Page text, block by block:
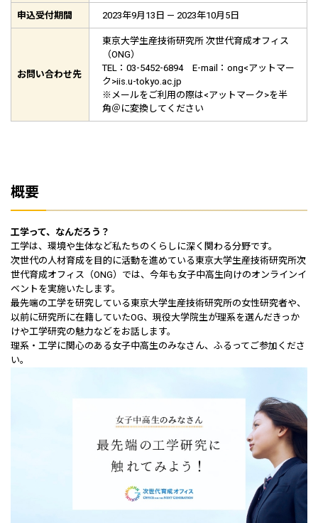
申込受付期間 2023年9月13日 — 2023年10月5日
お問い合わせ先
東京大学生産技術研究所 次世代育成オフィス
（ONG）
TEL：03-5452-6894 E-mail：ong<アットマー
ク>iis.u-tokyo.ac.jp
※メールをご利用の際は<アットマーク>を半
角＠に変換してください
概要
工学って、なんだろう？
工学は、環境や生体など私たちのくらしに深く関わる分野です。
次世代の人材育成を目的に活動を進めている東京大学生産技術研究所次
世代育成オフィス（ONG）では、今年も女子中高生向けのオンラインイ
ベントを実施いたします。
最先端の工学を研究している東京大学生産技術研究所の女性研究者や、
以前に研究所に在籍していたOG、現役大学院生が理系を選んだきっか
けや工学研究の魅力などをお話します。
理系・工学に関心のある女子中高生のみなさん、ふるってご参加くださ
い。